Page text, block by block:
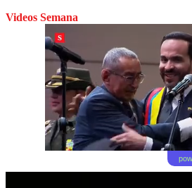
Videos Semana